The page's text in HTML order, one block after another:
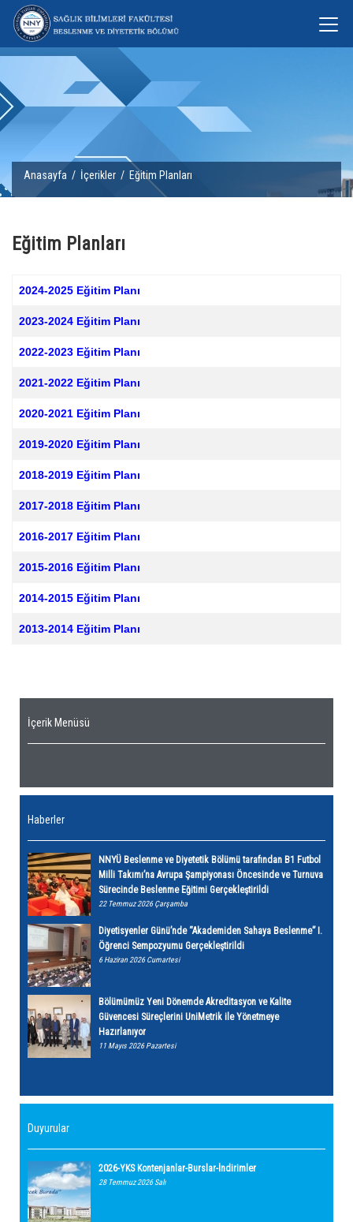
Anasayfa / İçerikler / Eğitim Planları
Eğitim Planları
2024-2025 Eğitim Planı
2023-2024 Eğitim Planı
2022-2023 Eğitim Planı
2021-2022 Eğitim Planı
2020-2021 Eğitim Planı
2019-2020 Eğitim Planı
2018-2019 Eğitim Planı
2017-2018 Eğitim Planı
2016-2017 Eğitim Planı
2015-2016 Eğitim Planı
2014-2015 Eğitim Planı
2013-2014 Eğitim Planı
İçerik Menüsü
Haberler
NNYÜ Beslenme ve Diyetetik Bölümü tarafından B1 Futbol
Milli Takımı’na Avrupa Şampiyonası Öncesinde ve Turnuva
Sürecinde Beslenme Eğitimi Gerçekleştirildi
22 Temmuz 2026 Çarşamba
Diyetisyenler Günü’nde “Akademiden Sahaya Beslenme” I.
Öğrenci Sempozyumu Gerçekleştirildi
6 Haziran 2026 Cumartesi
Bölümümüz Yeni Dönemde Akreditasyon ve Kalite
Güvencesi Süreçlerini UniMetrik ile Yönetmeye
Hazırlanıyor
11 Mayıs 2026 Pazartesi
Duyurular
2026-YKS Kontenjanlar-Burslar-İndirimler
28 Temmuz 2026 Salı